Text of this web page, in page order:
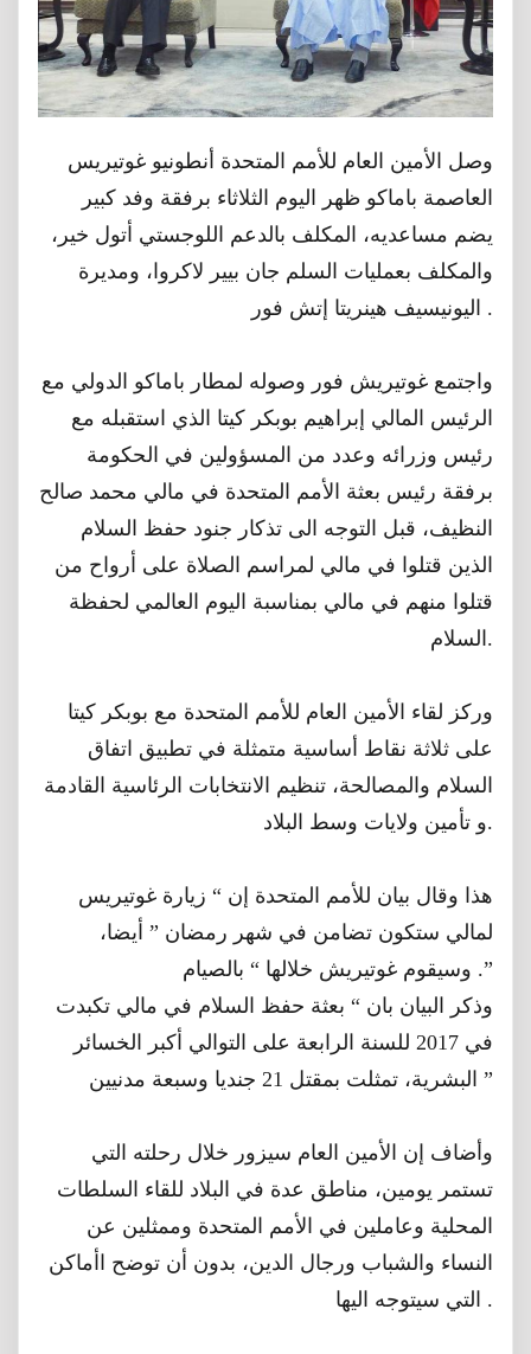
وصل ﺍﻷﻣﻴﻦ ﺍﻟﻌﺎﻡ ﻟﻸﻣﻢ ﺍﻟﻤﺘﺤﺪﺓ أنطونيو غوتيريس
العاصمة باماكو ظهر اليوم الثلاثاء برفقة ﻭﻓﺪ ﻛﺒﻴﺮ
ﻳﻀﻢ ﻣﺴﺎﻋﺪﻳﻪ، ﺍﻟﻤﻜﻠﻒ ﺑﺎﻟﺪﻋﻢ ﺍﻟﻠﻮﺟﺴﺘﻲ ﺃﺗﻮﻝ ﺧﻴﺮ،
ﻭﺍﻟﻤﻜﻠﻒ ﺑﻌﻤﻠﻴﺎﺕ ﺍﻟﺴﻠﻢ ﺟﺎﻥ ﺑﻴﻴﺮ ﻻﻛﺮﻭﺍ، ﻭﻣﺪﻳﺮﺓ
ﺍﻟﻴﻮﻧﻴﺴﻴﻒ ﻫﻴﻨﺮﻳﺘﺎ ﺇﺗﺶ ﻓﻮﺭ .
ﻭاجتمع ﻏﻮﺗﻴﺮﻳﺶ ﻓﻮﺭ ﻭﺻﻮﻟﻪ لمطار باماكو الدولي مع
الرئيس المالي إبراهيم بوبكر كيتا الذي استقبله مع
رئيس وزرائه وعدد من المسؤولين في الحكومة
برفقة رئيس بعثة الأمم المتحدة في مالي محمد صالح
النظيف، قبل التوجه الى تذكار ﺟﻨﻮﺩ ﺣﻔﻆ ﺍﻟﺴﻼﻡ
‏ﺍﻟﺬﻳﻦ ﻗﺘﻠﻮﺍ ﻓﻲ ﻣﺎﻟﻲ لمراسم الصلاة ﻋﻠﻰ ﺃﺭﻭﺍﺡ من
قتلوا منهم في مالي بمناسبة اليوم العالمي لحفظة
السلام.
وركز لقاء الأمين العام للأمم المتحدة مع بوبكر كيتا
على ثلاثة نقاط أساسية متمثلة في تطبيق اتفاق
السلام والمصالحة، تنظيم الانتخابات الرئاسية القادمة
و تأمين ولايات وسط البلاد.
هذا ﻭقال بيان للأمم المتحدة إن “ ﺯﻳﺎﺭﺓ غوتيريس
لمالي ستكون ﺗﻀﺎﻣﻦ ﻓﻲ ﺷﻬﺮ ﺭﻣﻀﺎﻥ ” ﺃﻳﻀﺎ،
ﻭﺳﻴﻘﻮﻡ ﻏﻮﺗﻴﺮﻳﺶ ﺧﻼﻟﻬﺎ “ ﺑﺎﻟﺼﻴﺎﻡ .”
ﻭﺫﻛﺮ ﺍﻟﺒﻴﺎﻥ ﺑﺎﻥ “ ﺑﻌﺜﺔ ﺣﻔﻆ ﺍﻟﺴﻼﻡ ﻓﻲ ﻣﺎﻟﻲ ﺗﻜﺒﺪﺕ
ﻓﻲ 2017 ﻟﻠﺴﻨﺔ ﺍﻟﺮﺍﺑﻌﺔ ﻋﻠﻰ ﺍﻟﺘﻮﺍﻟﻲ ﺃﻛﺒﺮ ﺍﻟﺨﺴﺎﺋﺮ
ﺍﻟﺒﺸﺮﻳﺔ، ﺗﻤﺜﻠﺖ ﺑﻤﻘﺘﻞ 21 ﺟﻨﺪﻳﺎ ﻭﺳﺒﻌﺔ ﻣﺪﻧﻴﻴﻦ ”
ﻭأضاف ﺇﻥ ﺍﻷﻣﻴﻦ ﺍﻟﻌﺎﻡ ﺳﻴﺰﻭﺭ ﺧﻼﻝ ﺭﺣﻠﺘﻪ ﺍﻟﺘﻲ
ﺗﺴﺘﻤﺮ ﻳﻮﻣﻴﻦ، ﻣﻨﺎﻃﻖ ﻋﺪﺓ ﻓﻲ ﺍﻟﺒﻼﺩ ﻟﻠﻘﺎﺀ ﺍﻟﺴﻠﻄﺎﺕ
ﺍﻟﻤﺤﻠﻴﺔ ﻭﻋﺎﻣﻠﻴﻦ ﻓﻲ ﺍﻷﻣﻢ ﺍﻟﻤﺘﺤﺪﺓ ﻭﻣﻤﺜﻠﻴﻦ ﻋﻦ
ﺍﻟﻨﺴﺎﺀ ﻭﺍﻟﺸﺒﺎﺏ ﻭﺭﺟﺎﻝ ﺍﻟﺪﻳﻦ، ﺑﺪﻭﻥ ﺃﻥ ﺗﻮﺿﺢ ﺍﺃﻣﺎﻛﻦ
ﺍﻟﺘﻲ ﺳﻴﺘﻮﺟﻪ ﺍﻟﻴﻬﺎ .